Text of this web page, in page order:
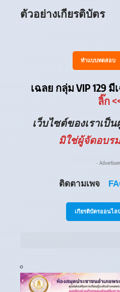
ตัวอย่างเกียรติบัตร
ทำแบบทดสอบ
เฉลย กลุ่ม VIP 129 มี
ลิ๊ก
เว็บไซต์ของเราเป็
มิใช่ผู้จัดอบร
-
ติดตามเพจ
เกียรติบัตรออนไล